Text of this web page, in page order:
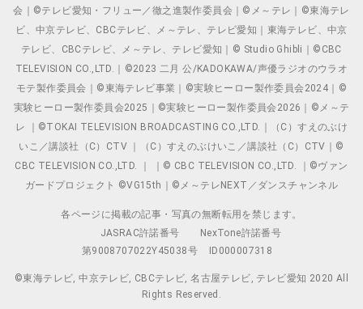
会｜©テレビ愛知・フリュー／徹之進製作委員会｜©メ～テレ｜©東海テレ
ビ、中京テレビ、CBCテレビ、メ～テレ、テレビ愛知｜東海テレビ、中京
テレビ、CBCテレビ、メ～テレ、テレビ愛知｜© Studio Ghibli｜©CBC
TELEVISION CO.,LTD.｜©2023 二月 公/KADOKAWA/声優ラジオのウラオ
モテ製作委員会｜©東海テレビ事業｜©実験ヒーロー製作委員会2024｜©
実験ヒーロー製作委員会2025｜©実験ヒーロー製作委員会2026｜©メ～テ
レ ｜©TOKAI TELEVISION BROADCASTING CO.,LTD.｜（C）すえのぶけ
いこ／講談社（C）CTV ｜（C）すえのぶけいこ／講談社（C）CTV｜©
CBC TELEVISION CO.,LTD. ｜ ｜© CBC TELEVISION CO.,LTD. ｜©ヴァン
ガードプロジェクト ©VG15th｜©メ～テレNEXT／ダンスチャンネル
各ページに掲載の記事・写真の無断転用を禁じます。
JASRAC許諾番号
NexTone許諾番号
第9008707022Y45038号
ID000007318
©東海テレビ, 中京テレビ, CBCテレビ, 名古屋テレビ, テレビ愛知 2020 All
Rights Reserved.